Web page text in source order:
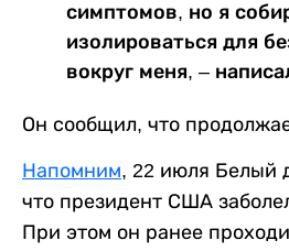
симптомов, но я
изолироваться для
вокруг меня, –
Он сообщил, что
Напомним, 22 июля Белый
что президент США
При этом он ранее